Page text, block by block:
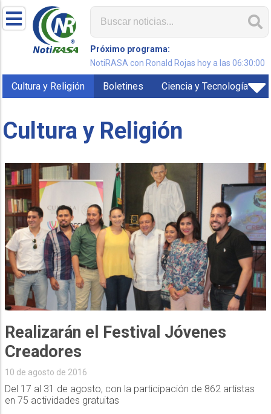
Próximo programa:
NotiRASA con Ronald Rojas hoy a las 06:30:00
Cultura y Religión Boletines Ciencia y Tecnología
Cultura y Religión
Realizarán el Festival Jóvenes
Creadores
10 de agosto de 2016
Del 17 al 31 de agosto, con la participación de 862 artistas
en 75 actividades gratuitas